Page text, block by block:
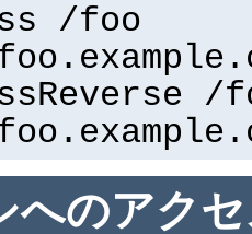
/foo
/
へのアク